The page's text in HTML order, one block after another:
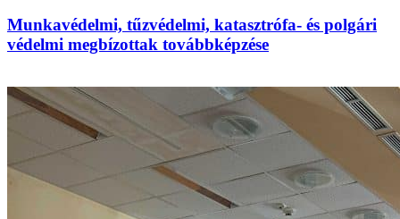
Munkavédelmi, tűzvédelmi, katasztrófa- és polgári
védelmi megbízottak továbbképzése